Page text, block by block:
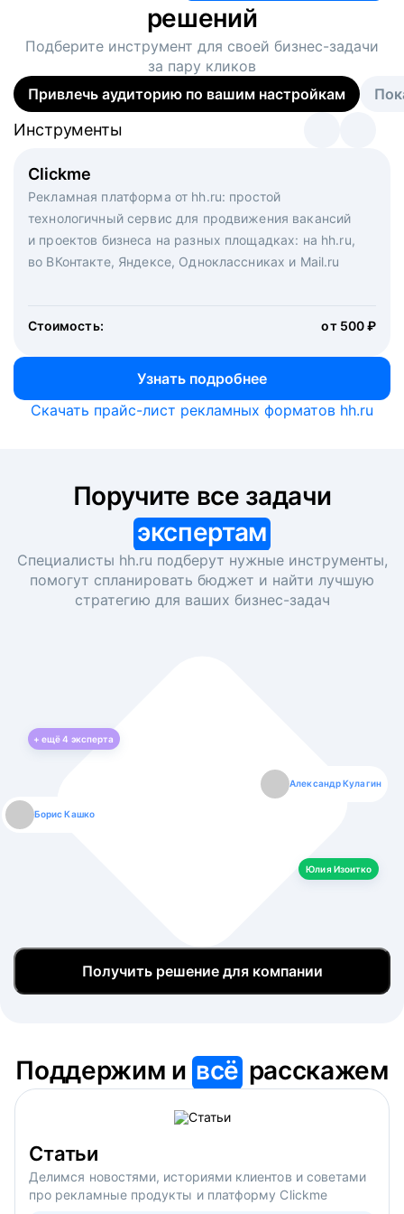
решений
Подберите инструмент для своей бизнес-задачи
за пару кликов
Привлечь аудиторию по вашим настройкам
Clickme
Рекламная платформа от hh.ru: простой
технологичный сервис для продвижения вакансий
и проектов бизнеса на разных площадках: на hh.ru,
во ВКонтакте, Яндексе, Одноклассниках и Mail.ru
Стоимость: от 500 ₽
Узнать подробнее
Инструменты
Вакансия дня
Рекламный формат для вакансий на главной странице
hh.ru. Увеличивает количество откликов
Инструменты
Массовый подбор под ключ. Решите, сколько
кандидатов и когда вам нужно, и за дело возьмутся
маркетологи, рекрутеры и проектные менеджеры
hh.ru с целым набором digital-инструментов
Инструменты
Скачать прайс-лист рекламных форматов hh.ru
экспертам
Специалисты hh.ru подберут нужные инструменты,
помогут спланировать бюджет и найти лучшую
стратегию для ваших бизнес-задач
+ ещё4 эксперта
Борис Кашко
Александр Кулагин
Юлия Изоитко
Юлия Изоитко
Даниил Макаров
Александр Кулагин
Екатерина Лазаренко
Даниил Макаров
Борис Кашко
Екатерина Лазаренко
Юлия Изоитко
Получить решение для компании
Поддержим ивсё расскажем
Статьи
Делимся новостями, историями клиентов и советами
про рекламные продукты и платформу Clickme